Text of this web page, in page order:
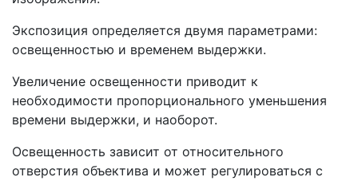
Экспозиция определяется двумя параметрами:
освещенностью и временем выдержки.
Увеличение освещенности приводит к
необходимости пропорционального уменьшения
времени выдержки, и наоборот.
Освещенность зависит от относительного
отверстия объектива и может регулироваться с